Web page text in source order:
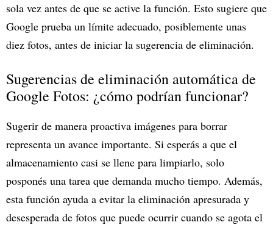
sola vez antes de que se active la función. Esto sugiere que
Google prueba un límite adecuado, posiblemente unas
diez fotos, antes de iniciar la sugerencia de eliminación.
Sugerencias de eliminación automática de
Google Fotos: ¿cómo podrían funcionar?
Sugerir de manera proactiva imágenes para borrar
representa un avance importante. Si esperás a que el
almacenamiento casi se llene para limpiarlo, solo
posponés una tarea que demanda mucho tiempo. Además,
esta función ayuda a evitar la eliminación apresurada y
desesperada de fotos que puede ocurrir cuando se agota el